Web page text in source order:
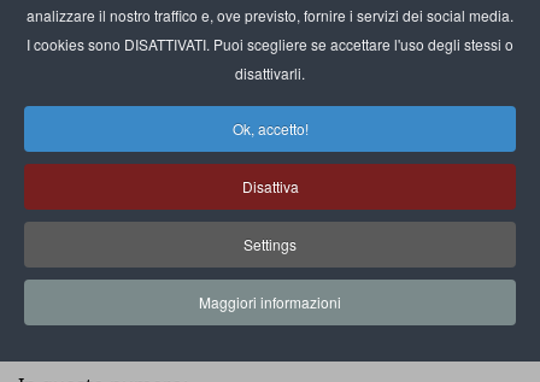
analizzare il nostro traffico e, ove previsto, fornire i servizi dei social media.
I cookies sono DISATTIVATI. Puoi scegliere se accettare l'uso degli stessi o
disattivarli.
Ok, accetto!
Disattiva
Settings
Maggiori informazioni